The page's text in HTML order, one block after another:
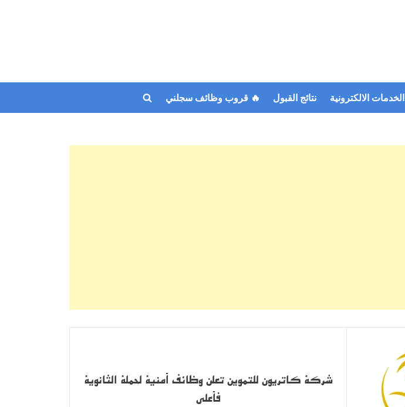
الخدمات الالكترونية نتائج القبول 🔥 قروب وظائف سجلني
Toggle
شركة كاتريون للتموين تعلن وظائف أمنية لحملة الثانوية
فأعلى